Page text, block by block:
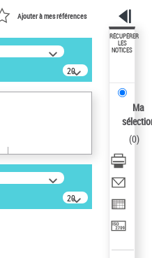
Ajouter à mes références
20
résultats/page
20
résultats/page
RÉCUPÉRER
LES
NOTICES
Ma
(0)